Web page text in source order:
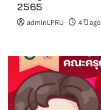
2565
adminLPRU 4 ปี ago